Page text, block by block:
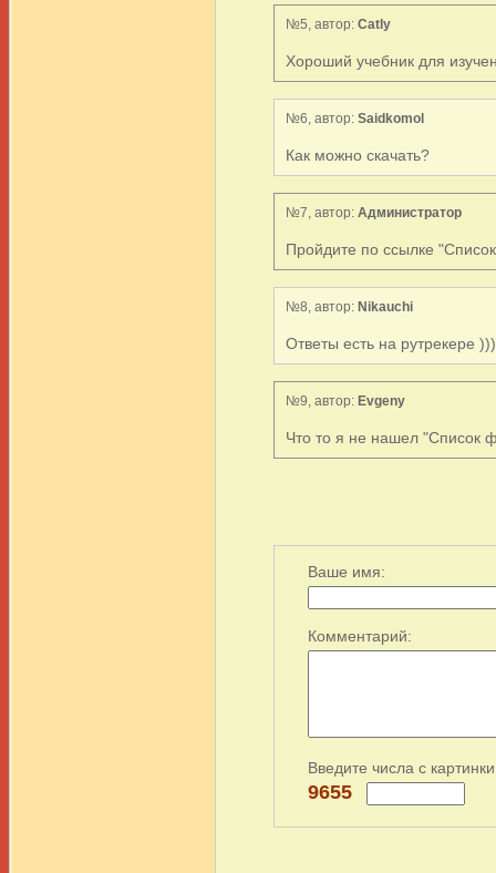
№5, автор: Catly
Хороший учебник для
№6, автор: Saidkomol
Как можно скачать?
№7, автор: Администратор
Пройдите по ссылке
№8, автор: Nikauchi
Ответы есть на рутрекере )))
№9, автор: Evgeny
Что то я не нашел "Список
Ваше имя:
Комментарий:
Введите числа с
9655